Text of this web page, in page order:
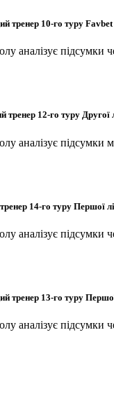
тренер 10-го туру Favbet
аналізує
12-го туру Другої
аналізує
14-го туру Першої
аналізує
тренер 13-го туру
аналізує